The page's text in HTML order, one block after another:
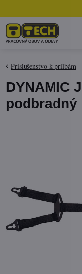
Príslušenstvo k prilbám
DYNAMIC